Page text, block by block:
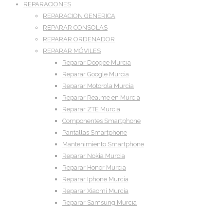
REPARACIONES
REPARACION GENERICA
REPARAR CONSOLAS
REPARAR ORDENADOR
REPARAR MÓVILES
Reparar Doogee Murcia
Reparar Google Murcia
Reparar Motorola Murcia
Reparar Realme en Murcia
Reparar ZTE Murcia
Componentes Smartphone
Pantallas Smartphone
Mantenimiento Smartphone
Reparar Nokia Murcia
Reparar Honor Murcia
Reparar Iphone Murcia
Reparar Xiaomi Murcia
Reparar Samsung Murcia